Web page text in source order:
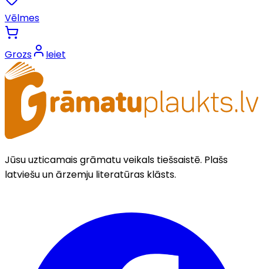
Vēlmes
Grozs Ieiet
Jūsu uzticamais grāmatu veikals tiešsaistē. Plašs
latviešu un ārzemju literatūras klāsts.